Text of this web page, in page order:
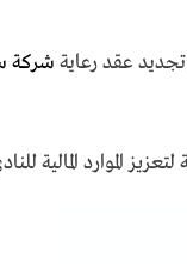
عقد رعاية شركة